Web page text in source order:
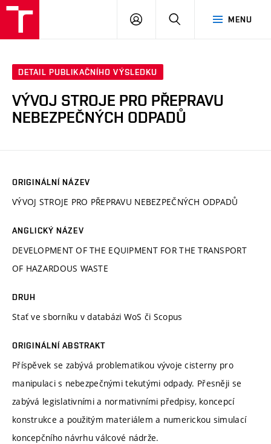
MENU
PŘIHLÁSIT
DETAIL PUBLIKAČNÍHO VÝSLEDKU
VÝVOJ STROJE PRO PŘEPRAVU
NEBEZPEČNÝCH ODPADŮ
ORIGINÁLNÍ NÁZEV
VÝVOJ STROJE PRO PŘEPRAVU NEBEZPEČNÝCH ODPADŮ
ANGLICKÝ NÁZEV
DEVELOPMENT OF THE EQUIPMENT FOR THE TRANSPORT
OF HAZARDOUS WASTE
DRUH
Stať ve sborníku v databázi WoS či Scopus
ORIGINÁLNÍ ABSTRAKT
Příspěvek se zabývá problematikou vývoje cisterny pro
manipulaci s nebezpečnými tekutými odpady. Přesněji se
zabývá legislativními a normativními předpisy, koncepcí
konstrukce a použitým materiálem a numerickou simulací
koncepčního návrhu válcové nádrže.